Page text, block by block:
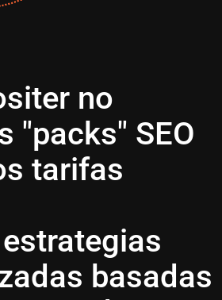
no
"packs" SEO
tarifas
basadas